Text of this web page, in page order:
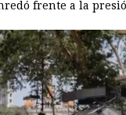
frente a la